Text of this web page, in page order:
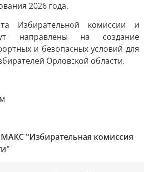
2026 года.
Избирательной комиссии и
направлены на создание
и безопасных условий для
Орловской области.
МАКС "Избирательная комиссия